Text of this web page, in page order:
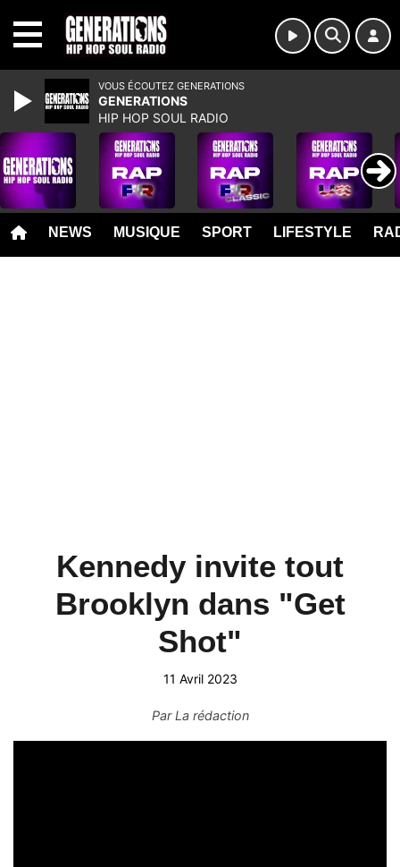
NEWS MUSIQUE SPORT LIFESTYLE
Kennedy invite tout
Brooklyn dans "Get
Shot"
11 Avril 2023
ParLa rédaction
VOUS ÉCOUTEZ GENERATIONS
GENERATIONS
HIP HOP SOUL RADIO